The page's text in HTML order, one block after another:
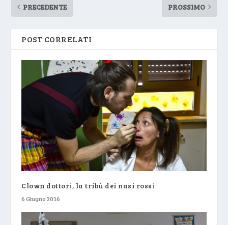
PRECEDENTE PROSSIMO
POST CORRELATI
Clown dottori, la tribù dei nasi rossi
6 Giugno 2016